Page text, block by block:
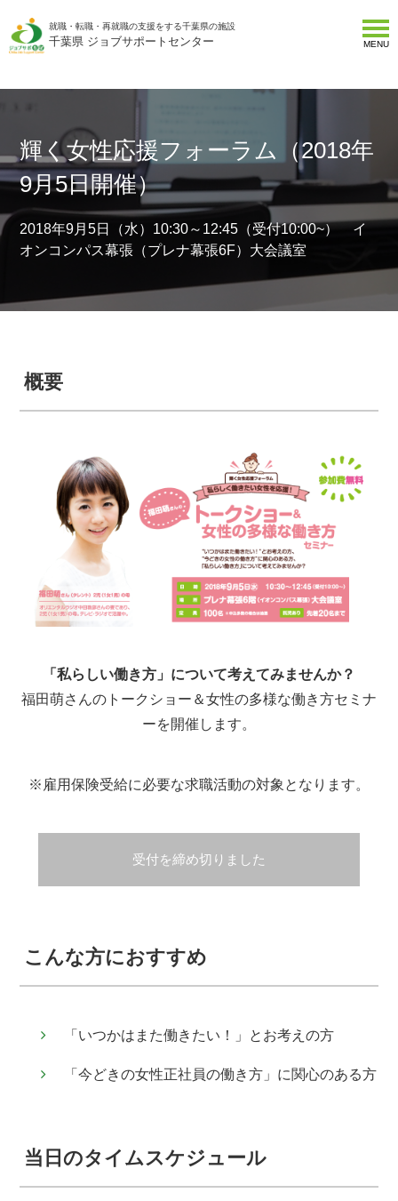
就職・転職・再就職の支援をする千葉県の施設
千葉県 ジョブサポートセンター MENU
輝く女性応援フォーラム（2018年
9月5日開催）
2018年9月5日（水）10:30～12:45（受付10:00~） イ
オンコンパス幕張（プレナ幕張6F）大会議室
概要
「私らしい働き方」について考えてみませんか？
福田萌さんのトークショー＆女性の多様な働き方セミナ
ーを開催します。
※雇用保険受給に必要な求職活動の対象となります。
受付を締め切りました
こんな方におすすめ
「いつかはまた働きたい！」とお考えの方
「今どきの女性正社員の働き方」に関心のある方
当日のタイムスケジュール